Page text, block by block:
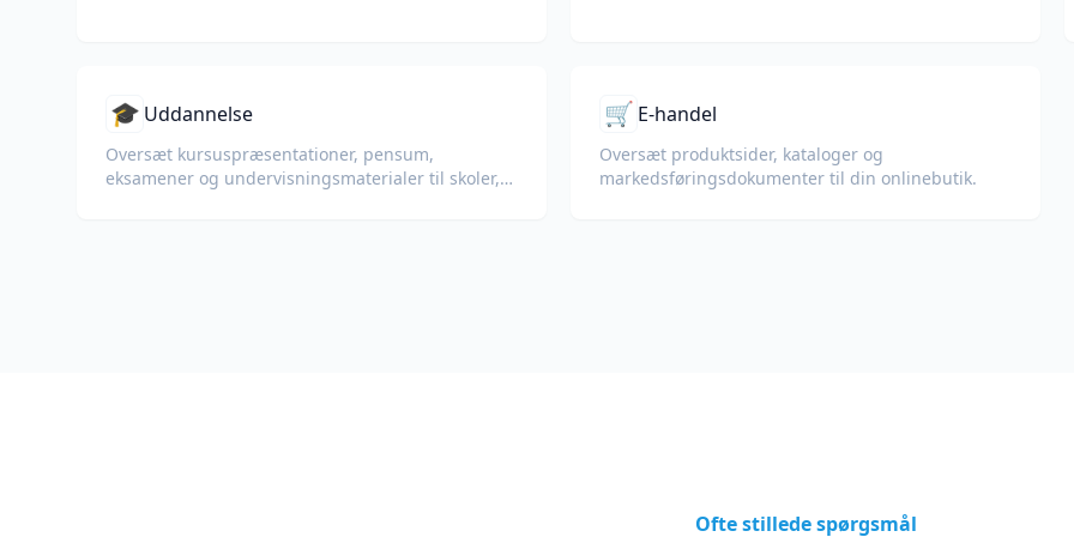
🎓 Uddannelse
Oversæt kursuspræsentationer, pensum,
eksamener og undervisningsmaterialer til skoler,
🛒 E-handel
Oversæt produktsider, kataloger og
markedsførings­dokumenter til din onlinebutik.
Ofte stillede spørgsmål